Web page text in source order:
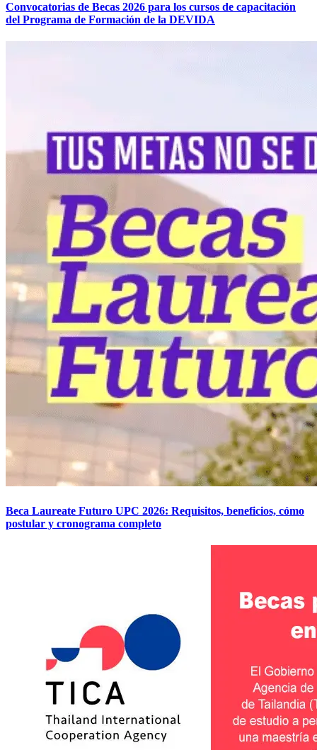
Convocatorias de Becas 2026 para los cursos de capacitación
del Programa de Formación de la DEVIDA
Beca Laureate Futuro UPC 2026: Requisitos, beneficios, cómo
postular y cronograma completo